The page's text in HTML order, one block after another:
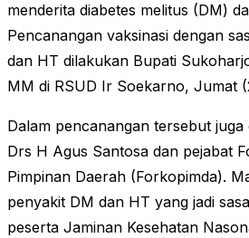
menderita diabetes melitus (DM)
Pencanangan vaksinasi dengan
dan HT dilakukan Bupati
MM di RSUD Ir Soekarno, Jumat
Dalam pencanangan tersebut juga
Drs H Agus Santosa dan pejabat
Pimpinan Daerah (Forkopimda).
penyakit DM dan HT yang jadi
peserta Jaminan Kesehatan